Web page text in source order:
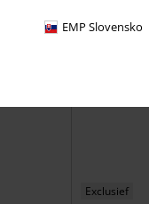
EMP Slovensko
Exclusief